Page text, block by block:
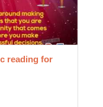
reading for